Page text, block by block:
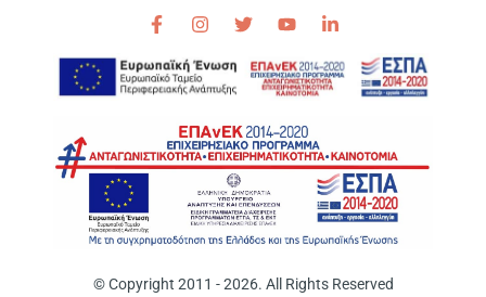
© Copyright 2011 - 2026. All Rights Reserved